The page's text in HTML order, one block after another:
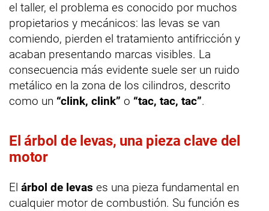
el taller, el problema es conocido por muchos
propietarios y mecánicos: las levas se van
comiendo, pierden el tratamiento antifricción y
acaban presentando marcas visibles. La
consecuencia más evidente suele ser un ruido
metálico en la zona de los cilindros, descrito
como un “clink, clink” o “tac, tac, tac”.
El árbol de levas, una pieza clave del
motor
El árbol de levas es una pieza fundamental en
cualquier motor de combustión. Su función es